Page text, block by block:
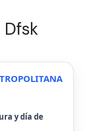
Dfsk
y día de